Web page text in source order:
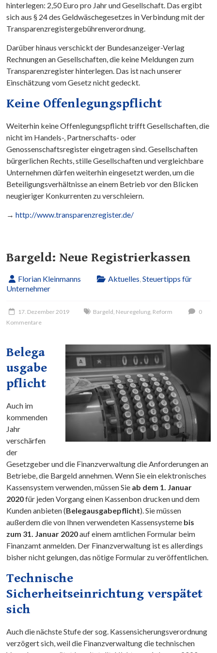
hinterlegen: 2,50 Euro pro Jahr und Gesellschaft. Das ergibt
sich aus § 24 des Geldwäschegesetzes in Verbindung mit der
Transparenzregistergebührenverordnung.
Darüber hinaus verschickt der Bundesanzeiger-Verlag
Rechnungen an Gesellschaften, die keine Meldungen zum
Transparenzregister hinterlegen. Das ist nach unserer
Einschätzung vom Gesetz nicht gedeckt.
Keine Offenlegungspflicht
Weiterhin keine Offenlegungspflicht trifft Gesellschaften, die
nicht im Handels-, Partnerschafts- oder
Genossenschaftsregister eingetragen sind. Gesellschaften
bürgerlichen Rechts, stille Gesellschaften und vergleichbare
Unternehmen dürfen weiterhin eingesetzt werden, um die
Beteiligungsverhältnisse an einem Betrieb vor den Blicken
neugieriger Konkurrenten zu verschleiern.
→http://www.transparenzregister.de/
Bargeld: Neue Registrierkassen
Florian Kleinmanns Aktuelles,Steuertipps für
Unternehmer
17. Dezember 2019 Bargeld Neuregelung Reform
0
Kommentare
Belega
usgabe
pflicht
Auch im
kommenden
Jahr
verschärfen
der
Gesetzgeber und die Finanzverwaltung die Anforderungen an
Betriebe, die Bargeld annehmen. Wenn Sie ein elektronisches
Kassensystem verwenden, müssen Sie ab dem 1. Januar
2020für jeden Vorgang einen Kassenbon drucken und dem
Kunden anbieten (Belegausgabepflicht). Sie müssen
außerdem die von Ihnen verwendeten Kassensysteme bis
zum 31. Januar 2020auf einem amtlichen Formular beim
Finanzamt anmelden. Der Finanzverwaltung ist es allerdings
bisher nicht gelungen, das nötige Formular zu veröffentlichen.
Technische
Sicherheitseinrichtung verspätet
sich
Auch die nächste Stufe der sog. Kassensicherungsverordnung
verzögert sich, weil die Finanzverwaltung die technischen